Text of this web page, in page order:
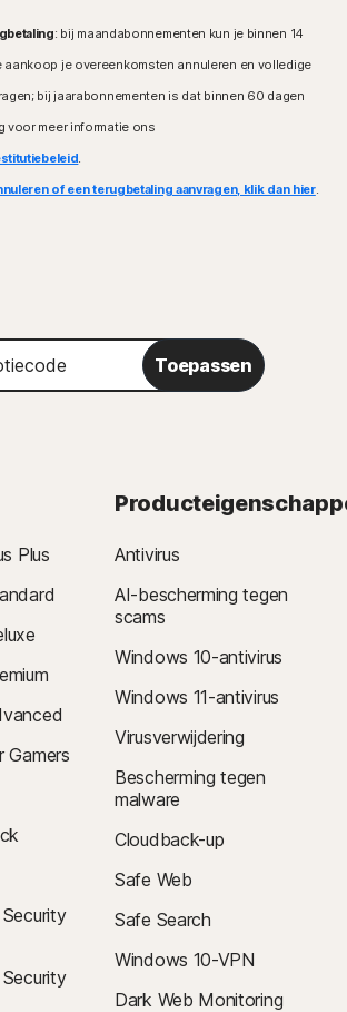
: bij maandabonnementen kun je binnen 14
aankoop je overeenkomsten annuleren en volledige
bij jaarabonnementen is dat binnen 60 dagen
voor meer informatie ons
of een terugbetaling aanvragen, klik dan hier.
Toepassen
Plus
Antivirus
AI-bescherming tegen
scams
Windows 10-antivirus
Windows 11-antivirus
Virusverwijdering
Bescherming tegen
malware
Cloudback-up
Safe Web
Safe Search
Windows 10-VPN
Dark Web Monitoring